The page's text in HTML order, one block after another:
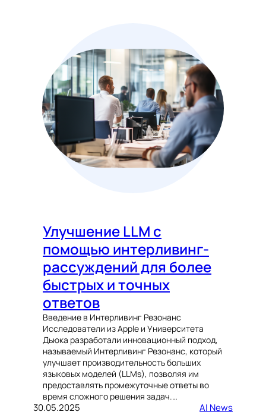
Улучшение LLM с
помощью интерливинг-
рассуждений для более
быстрых и точных
ответов
Введение в Интерливинг Резонанс
Исследователи из Apple и Университета
Дьюка разработали инновационный подход,
называемый Интерливинг Резонанс, который
улучшает производительность больших
языковых моделей (LLMs), позволяя им
предоставлять промежуточные ответы во
время сложного решения задач.…
30.05.2025 AI News